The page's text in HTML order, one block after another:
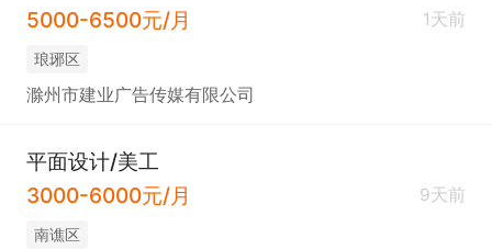
5000-6500元/月
1天前
琅琊区
滁州市建业广告传媒有限公司
平面设计/美工
3000-6000元/月
9天前
南谯区